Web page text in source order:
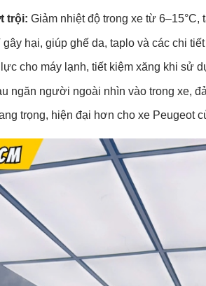
trội: Giảm nhiệt độ trong xe từ
hại, giúp ghế da, taplo và các chi
cho máy lạnh, tiết kiệm xăng khi sử
ngăn người ngoài nhìn vào trong xe,
trọng, hiện đại hơn cho xe Peugeot